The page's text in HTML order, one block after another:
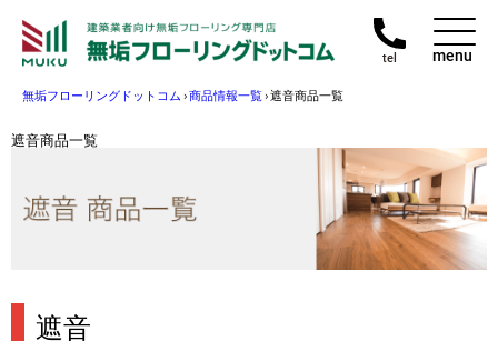
tel menu
無垢フローリングドットコム›商品情報一覧›遮音商品一覧
遮音商品一覧
遮音